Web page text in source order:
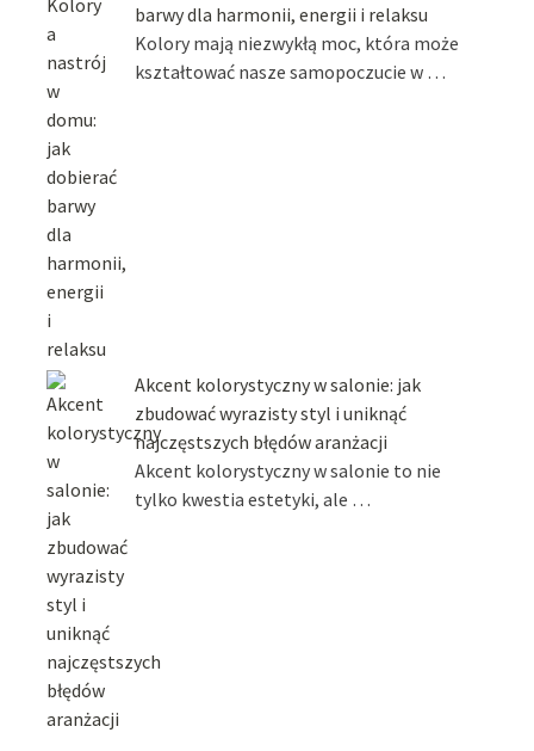
barwy dla harmonii, energii i relaksu
Kolory mają niezwykłą moc, która może
kształtować nasze samopoczucie w …
Akcent kolorystyczny w salonie: jak
zbudować wyrazisty styl i uniknąć
najczęstszych błędów aranżacji
Akcent kolorystyczny w salonie to nie
tylko kwestia estetyki, ale …